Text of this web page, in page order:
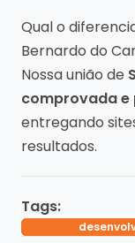
Qual o
Bernardo do
Nossa união de
comprovada e
entregando
resultados.
Tags: